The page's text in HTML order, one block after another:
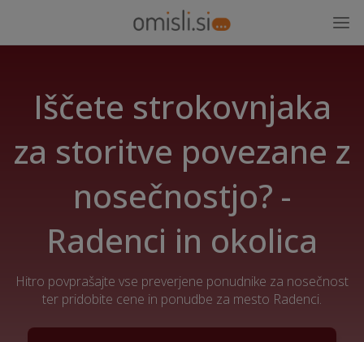
Iščete strokovnjaka
za storitve povezane z
nosečnostjo? -
Radenci in okolica
Hitro povprašajte vse preverjene ponudnike za nosečnost
ter pridobite cene in ponudbe za mesto Radenci.